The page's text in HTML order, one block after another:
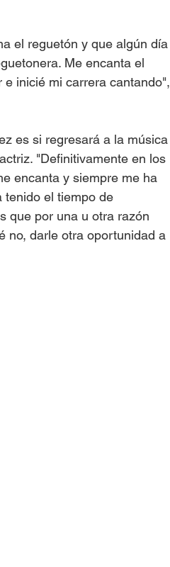
el reguetón y que algún día
Me encanta el
inicié mi carrera cantando",
es si regresará a la música
"Definitivamente en los
encanta y siempre me ha
tenido el tiempo de
que por una u otra razón
no, darle otra oportunidad a